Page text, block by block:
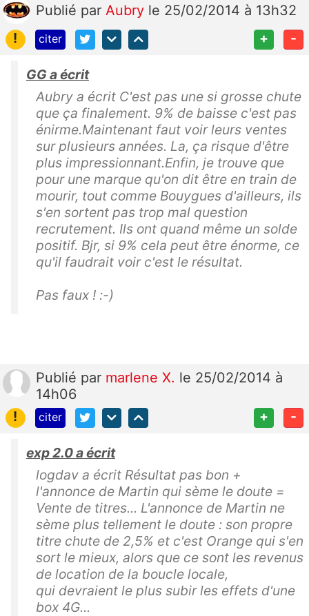
Publié par Aubry le 25/02/2014 à 13h32
!
citer + -
GG a écrit
Aubry a écrit C'est pas une si grosse chute
que ça finalement. 9% de baisse c'est pas
énirme.Maintenant faut voir leurs ventes
sur plusieurs années. La, ça risque d'être
plus impressionnant.Enfin, je trouve que
pour une marque qu'on dit être en train de
mourir, tout comme Bouygues d'ailleurs, ils
s'en sortent pas trop mal question
recrutement. Ils ont quand même un solde
positif. Bjr, si 9% cela peut être énorme, ce
qu'il faudrait voir c'est le résultat.
Pas faux ! :-)
Publié par marlene X. le 25/02/2014 à
14h06
!
citer + -
exp 2.0 a écrit
logdav a écrit Résultat pas bon +
l'annonce de Martin qui sème le doute =
Vente de titres... L'annonce de Martin ne
sème plus tellement le doute : son propre
titre chute de 2,5% et c'est Orange qui s'en
sort le mieux, alors que ce sont les revenus
de location de la boucle locale,
qui devraient le plus subir les effets d'une
box 4G...